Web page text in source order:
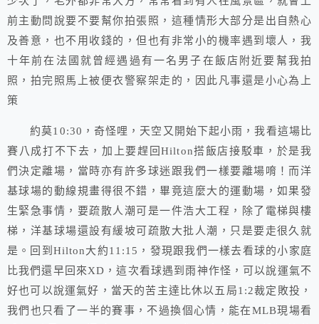
前主動問說要不要幫你拍張照，這種情形大部分是出自熱心
及善意，也不用收錢的，但也有非常小的機率遇到壞人，我
十年前在法國就曾經遇過有一名男子在飯店附近要幫我拍
照，拍完照馬上被便衣警察架走的，因此凡事還是小心為上
策
約莫10:30，奇怪哩，天空又開始下起小雨，我看這場比
賽八成打不下去，加上要趕回Hilton搭飯店接駁車，於是我
們決定離場，當時亦有許多球迷跟我們一樣要離場唷！而洋
基球場的動線規畫得很不錯，畢竟這麼大的運動場，如果發
生緊急事情，要疏散人潮可是一件浩大工程，除了電梯與樓
梯，洋基球場還設有緩坡可疏散大批人潮，只是要走很久就
是。回到Hilton大約11:15，發現跟我們一樣去看球的小家庭
比我們還早回來XD，這次看球遇到雨神作怪，可以說運氣不
好也可以說運氣好，當天的苦主達比休以五局1:2裁定敗投，
我們也只看了一半的賽事，不過換個心情，能在MLB現場看